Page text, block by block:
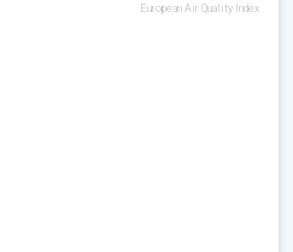
European Air Quality Index